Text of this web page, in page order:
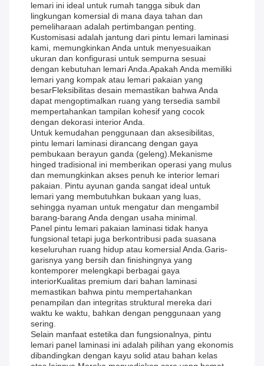
lemari ini ideal untuk rumah tangga sibuk dan
lingkungan komersial di mana daya tahan dan
pemeliharaan adalah pertimbangan penting.
Kustomisasi adalah jantung dari pintu lemari laminasi
kami, memungkinkan Anda untuk menyesuaikan
ukuran dan konfigurasi untuk sempurna sesuai
dengan kebutuhan lemari Anda.Apakah Anda memiliki
lemari yang kompak atau lemari pakaian yang
besarFleksibilitas desain memastikan bahwa Anda
dapat mengoptimalkan ruang yang tersedia sambil
mempertahankan tampilan kohesif yang cocok
dengan dekorasi interior Anda.
Untuk kemudahan penggunaan dan aksesibilitas,
pintu lemari laminasi dirancang dengan gaya
pembukaan berayun ganda (geleng).Mekanisme
hinged tradisional ini memberikan operasi yang mulus
dan memungkinkan akses penuh ke interior lemari
pakaian. Pintu ayunan ganda sangat ideal untuk
lemari yang membutuhkan bukaan yang luas,
sehingga nyaman untuk mengatur dan mengambil
barang-barang Anda dengan usaha minimal.
Panel pintu lemari pakaian laminasi tidak hanya
fungsional tetapi juga berkontribusi pada suasana
keseluruhan ruang hidup atau komersial Anda.Garis-
garisnya yang bersih dan finishingnya yang
kontemporer melengkapi berbagai gaya
interiorKualitas premium dari bahan laminasi
memastikan bahwa pintu mempertahankan
penampilan dan integritas struktural mereka dari
waktu ke waktu, bahkan dengan penggunaan yang
sering.
Selain manfaat estetika dan fungsionalnya, pintu
lemari panel laminasi ini adalah pilihan yang ekonomis
dibandingkan dengan kayu solid atau bahan kelas